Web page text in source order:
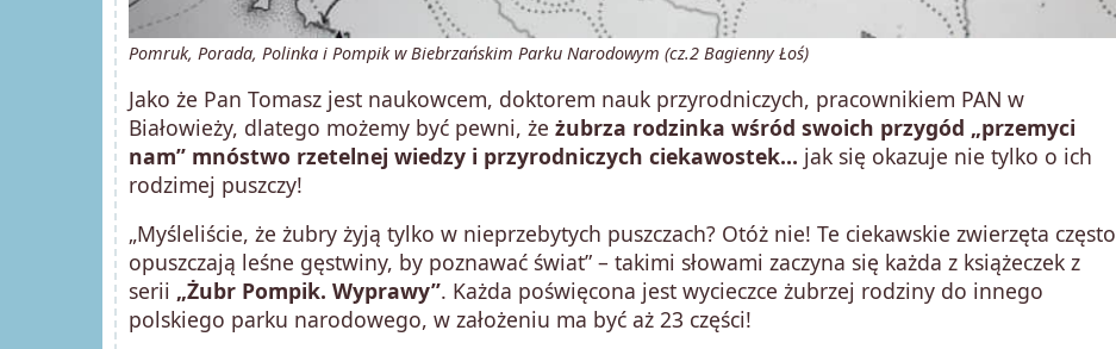
Pomruk, Porada, Polinka i Pompik w Biebrzańskim Parku Narodowym (cz.2 Bagienny Łoś)
Jako że Pan Tomasz jest naukowcem, doktorem nauk przyrodniczych, pracownikiem PAN w
Białowieży, dlatego możemy być pewni, że żubrza rodzinka wśród swoich przygód „przemyci
nam” mnóstwo rzetelnej wiedzy i przyrodniczych ciekawostek… jak się okazuje nie tylko o ich
rodzimej puszczy!
„Myśleliście, że żubry żyją tylko w nieprzebytych puszczach? Otóż nie! Te ciekawskie zwierzęta często
opuszczają leśne gęstwiny, by poznawać świat” – takimi słowami zaczyna się każda z książeczek z
serii „Żubr Pompik. Wyprawy”. Każda poświęcona jest wycieczce żubrzej rodziny do innego
polskiego parku narodowego, w założeniu ma być aż 23 części!